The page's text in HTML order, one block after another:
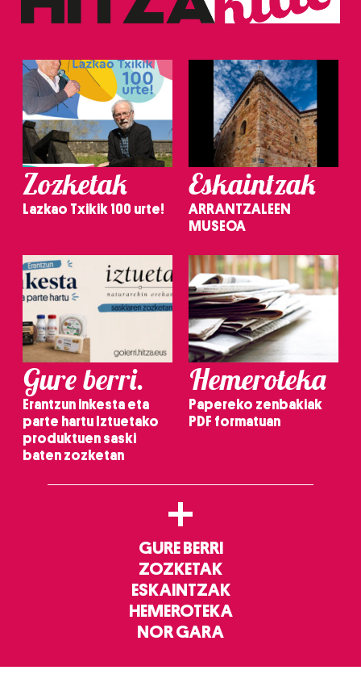
Zozketak
Lazkao Txikik 100 urte!
Eskaintzak
ARRANTZALEEN
MUSEOA
Gure berri.
Erantzun inkesta eta
parte hartu Iztuetako
produktuen saski
baten zozketan
Hemeroteka
Papereko zenbakiak
PDF formatuan
+
GURE BERRI
ZOZKETAK
ESKAINTZAK
HEMEROTEKA
NOR GARA